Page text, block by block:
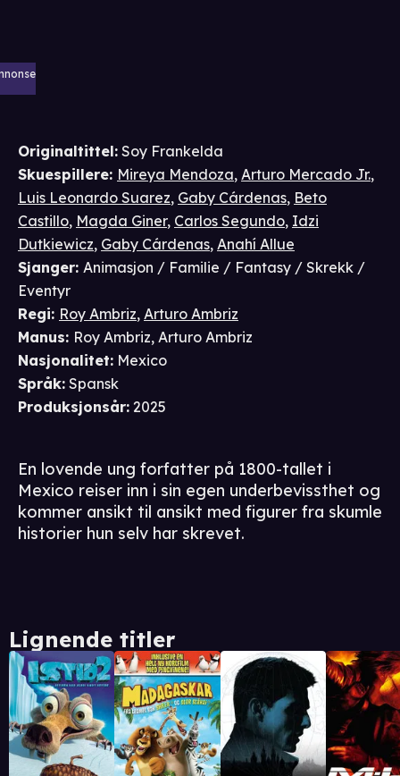
Originaltittel: Soy Frankelda
Skuespillere: Mireya Mendoza, Arturo Mercado Jr.,
Luis Leonardo Suarez, Gaby Cárdenas, Beto
Castillo, Magda Giner, Carlos Segundo, Idzi
Dutkiewicz, Gaby Cárdenas, Anahí Allue
Sjanger: Animasjon / Familie / Fantasy / Skrekk /
Eventyr
Regi: Roy Ambriz, Arturo Ambriz
Manus: Roy Ambriz, Arturo Ambriz
Nasjonalitet: Mexico
Språk: Spansk
Produksjonsår: 2025
En lovende ung forfatter på 1800-tallet i
Mexico reiser inn i sin egen underbevissthet og
kommer ansikt til ansikt med figurer fra skumle
historier hun selv har skrevet.
Lignende titler